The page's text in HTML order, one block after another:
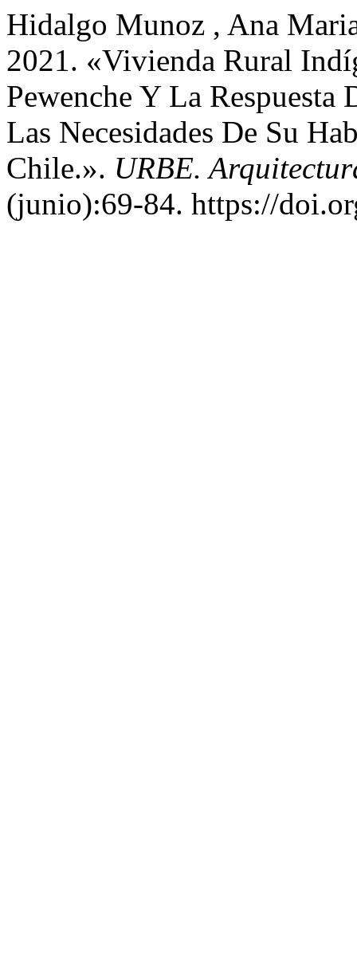
Hidalgo Munoz , Ana
2021. «Vivienda Rural
Pewenche Y La
Las Necesidades De Su
Chile.». URBE.
(junio):69-84. https://